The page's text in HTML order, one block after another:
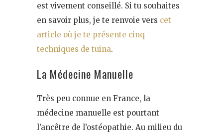
est vivement conseillé. Si tu souhaites
en savoir plus, je te renvoie vers cet
article où je te présente cinq
techniques de tuina.
La Médecine Manuelle
Très peu connue en France, la
médecine manuelle est pourtant
l’ancêtre de l’ostéopathie. Au milieu du